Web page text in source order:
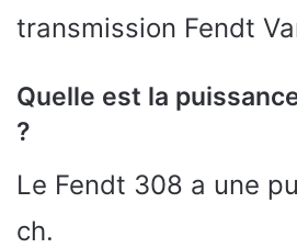
transmission Fendt
Quelle est la
?
Le Fendt 308 a une
ch.